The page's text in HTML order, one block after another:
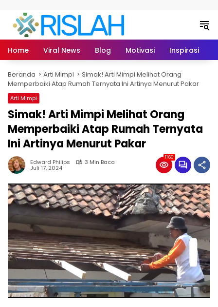
Home Viral News Blog Motivasi Inspirasi
Beranda Arti Mimpi
Simak! Arti Mimpi Melihat Orang
Memperbaiki Atap Rumah Ternyata Ini Artinya Menurut Pakar
Arti Mimpi
Simak! Arti Mimpi Melihat Orang
Memperbaiki Atap Rumah Ternyata
Ini Artinya Menurut Pakar
Edward Philips 3 Min Baca
Juli 17, 2024
1160